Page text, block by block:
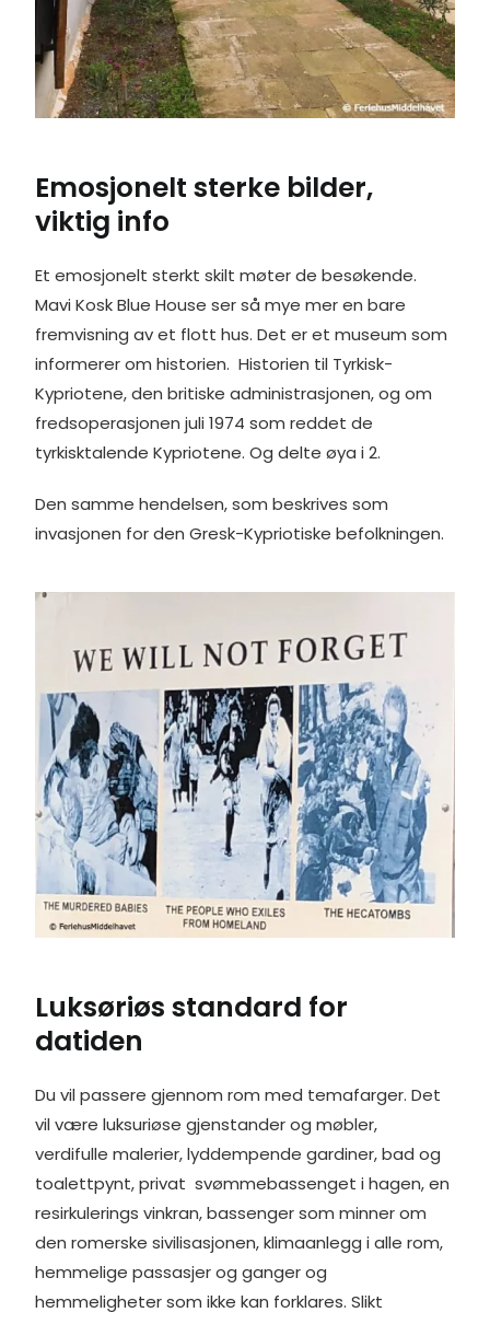
Emosjonelt sterke bilder,
viktig info
Et emosjonelt sterkt skilt møter de besøkende.
Mavi Kosk Blue House ser så mye mer en bare
fremvisning av et flott hus. Det er et museum som
informerer om historien. Historien til Tyrkisk-
Kypriotene, den britiske administrasjonen, og om
fredsoperasjonen juli 1974 som reddet de
tyrkisktalende Kypriotene. Og delte øya i 2.
Den samme hendelsen, som beskrives som
invasjonen for den Gresk-Kypriotiske befolkningen.
Luksøriøs standard for
datiden
Du vil passere gjennom rom med temafarger. Det
vil være luksuriøse gjenstander og møbler,
verdifulle malerier, lyddempende gardiner, bad og
toalettpynt, privat svømmebassenget i hagen, en
resirkulerings vinkran, bassenger som minner om
den romerske sivilisasjonen, klimaanlegg i alle rom,
hemmelige passasjer og ganger og
hemmeligheter som ikke kan forklares. Slikt